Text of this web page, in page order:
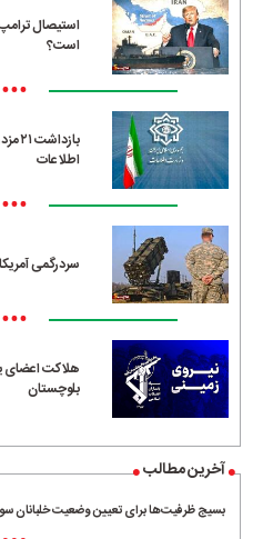
استیصال
است؟
•••
اطلاعات
•••
سردرگمی
•••
هلاکت اعضای
بلوچستان
آخرین مطالب
بسیج ظرفیت‌ها برای تعیین وضعیت خلبانان